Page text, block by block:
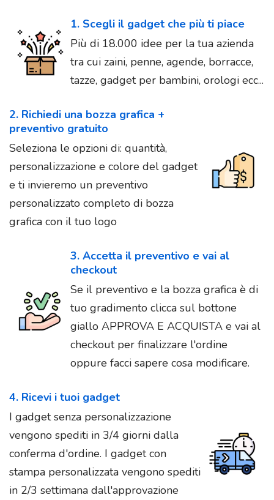
1. Scegli il gadget che più ti piace
Più di 18.000 idee per la tua azienda
tra cui zaini, penne, agende, borracce,
tazze, gadget per bambini, orologi ecc...
2. Richiedi una bozza grafica +
preventivo gratuito
Seleziona le opzioni di: quantità,
personalizzazione e colore del gadget
e ti invieremo un preventivo
personalizzato completo di bozza
grafica con il tuo logo
3. Accetta il preventivo e vai al
checkout
Se il preventivo e la bozza grafica è di
tuo gradimento clicca sul bottone
giallo APPROVA E ACQUISTA e vai al
checkout per finalizzare l'ordine
oppure facci sapere cosa modificare.
4. Ricevi i tuoi gadget
I gadget senza personalizzazione
vengono spediti in 3/4 giorni dalla
conferma d'ordine. I gadget con
stampa personalizzata vengono spediti
in 2/3 settimana dall'approvazione